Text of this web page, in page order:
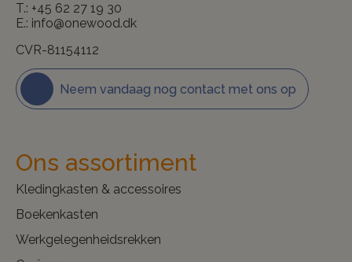
T.: +45 62 27 19 30
E.: info@onewood.dk
CVR-81154112
Neem vandaag nog contact met ons op
Ons assortiment
Kledingkasten & accessoires
Boekenkasten
Werkgelegenheidsrekken